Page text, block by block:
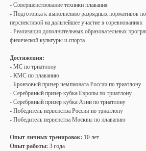
- Совершенствование техники плавания
- Подготовка к выполнению разрядных нормативов
перспективой на дальнейшее участие в соревнованиях
- Реализация дополнительных образовательных
физической культуры и спорта
Достижения:
- МС по триатлону
- КМС по плаванию
- Бронзовый призер чемпионата России по триатлону
- Серебряный призер кубка Европы по триатлону
- Серебряный призер кубка Азии по триатлону
- Победитель первенства России по триатлону
- Победитель первенства Москвы по плаванию
Опыт личных тренировок: 10 лет
Опыт работы: 3 года